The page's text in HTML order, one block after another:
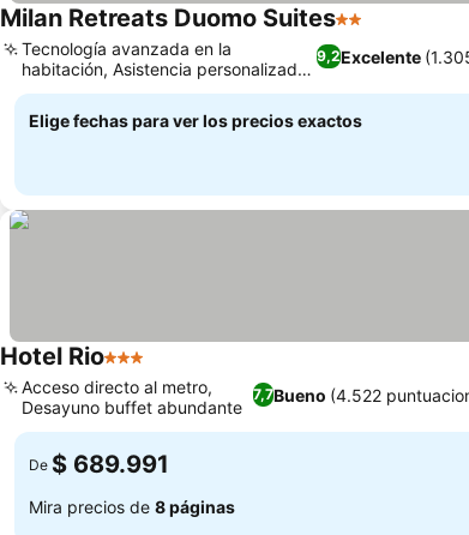
Milan Retreats Duomo Suites2 Estrellas
9,2Excelente
Tecnología avanzada en la
habitación, Asistencia personalizada
de conserjería
Elige fechas para ver los precios exactos
Hotel Rio3 Estrellas
7,7Bueno (4.522
Acceso directo al metro,
Desayuno buffet abundante
De $ 689.991
Mira precios de 8 páginas